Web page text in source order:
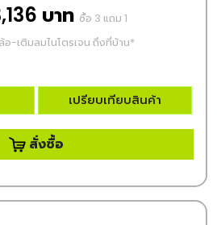
บาท ซื้อ 3 แถม 1
-เติมลมไนโตรเจน ถึงที่บ้าน*
เปรียบเทียบสินค้า
สั่งซื้อ